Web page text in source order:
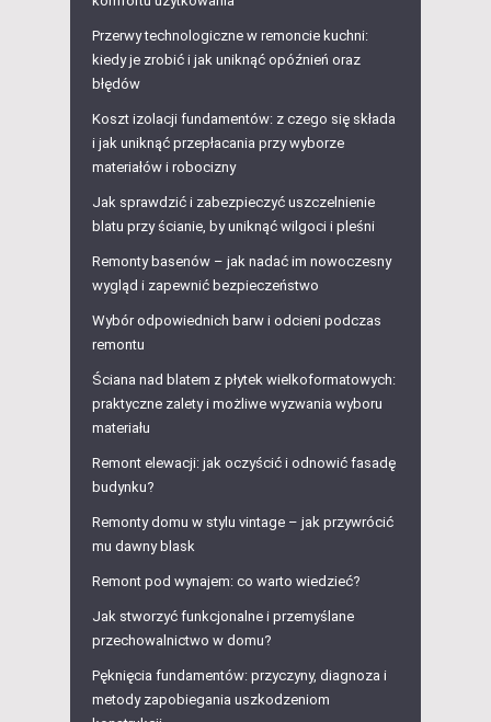
Przerwy technologiczne w remoncie kuchni:
kiedy je zrobić i jak uniknąć opóźnień oraz
błędów
Koszt izolacji fundamentów: z czego się składa
i jak uniknąć przepłacania przy wyborze
materiałów i robocizny
Jak sprawdzić i zabezpieczyć uszczelnienie
blatu przy ścianie, by uniknąć wilgoci i pleśni
Remonty basenów – jak nadać im nowoczesny
wygląd i zapewnić bezpieczeństwo
Wybór odpowiednich barw i odcieni podczas
remontu
Ściana nad blatem z płytek wielkoformatowych:
praktyczne zalety i możliwe wyzwania wyboru
materiału
Remont elewacji: jak oczyścić i odnowić fasadę
budynku?
Remonty domu w stylu vintage – jak przywrócić
mu dawny blask
Remont pod wynajem: co warto wiedzieć?
Jak stworzyć funkcjonalne i przemyślane
przechowalnictwo w domu?
Pęknięcia fundamentów: przyczyny, diagnoza i
metody zapobiegania uszkodzeniom